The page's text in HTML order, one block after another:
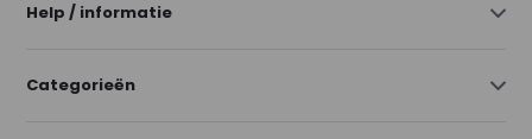
Help / informatie
Categorieën